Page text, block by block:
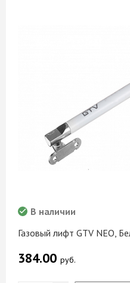
Газовый лифт GTV NEO,
В наличии
384.00 руб.